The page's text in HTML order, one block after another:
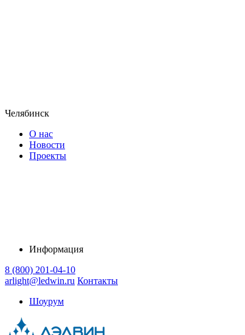
Челябинск
О нас
Новости
Проекты
Информация
8 (800) 201-04-10
arlight@ledwin.ru Контакты
Шоурум